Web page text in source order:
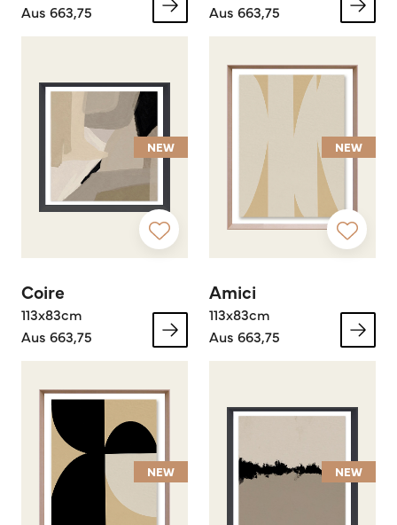
Aus 663,75
Aus 663,75
NEW
Coire
113x83cm
Aus 663,75
NEW
Amici
113x83cm
Aus 663,75
NEW NEW